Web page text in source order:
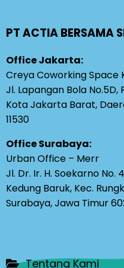
PT ACTIA BERSAMA
Office Jakarta:
Creya Coworking Space
Jl. Lapangan Bola No.5D,
Kota Jakarta Barat,
11530
Office Surabaya:
Urban Office – Merr
Jl. Dr. Ir. H. Soekarno No.
Kedung Baruk, Kec.
Surabaya, Jawa Timur
Tentang Kami